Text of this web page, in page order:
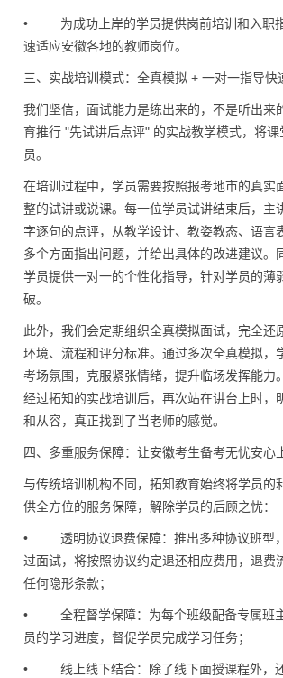
• 为成功上岸的学员提供岗前培训和入职
速适应安徽各地的教师岗位。
三、实战培训模式：全真模拟 + 一对一指导快
我们坚信，面试能力是练出来的，不是听出来
育推行 "先试讲后点评" 的实战教学模式，将
员。
在培训过程中，学员需要按照报考地市的真实
整的试讲或说课。每一位学员试讲结束后，主
字逐句的点评，从教学设计、教姿教态、语言
多个方面指出问题，并给出具体的改进建议。
学员提供一对一的个性化指导，针对学员的薄
破。
此外，我们会定期组织全真模拟面试，完全还
环境、流程和评分标准。通过多次全真模拟，
考场氛围，克服紧张情绪，提升临场发挥能力
经过拓知的实战培训后，再次站在讲台上时，
和从容，真正找到了当老师的感觉。
四、多重服务保障：让安徽考生备考无忧安心
与传统培训机构不同，拓知教育始终将学员的
供全方位的服务保障，解除学员的后顾之忧：
• 透明协议退费保障：推出多种协议班型
过面试，将按照协议约定退还相应费用，退费
任何隐形条款；
• 全程督学保障：为每个班级配备专属班
员的学习进度，督促学员完成学习任务；
• 线上线下结合：除了线下面授课程外，